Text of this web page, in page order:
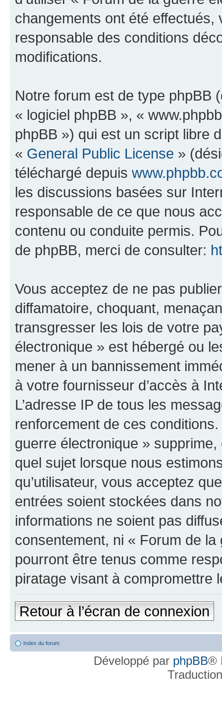
changements ont été effectués,
responsable des conditions
modifications.
Notre forum est de type phpBB
« logiciel phpBB », «
phpBB ») qui est un script libre
« General Public License »
téléchargé depuis
les discussions basées sur
responsable de ce que nous
contenu ou conduite permis.
de phpBB, merci de consulter:
Vous acceptez de ne pas
diffamatoire, choquant,
transgresser les lois de votre
électronique » est hébergé ou
mener à un bannissement
à votre fournisseur d’accès à
L’adresse IP de tous les
renforcement de ces
guerre électronique »
quel sujet lorsque nous
qu’utilisateur, vous acceptez
entrées soient stockées dans
informations ne soient pas
consentement, ni « Forum de
pourront être tenus comme
piratage visant à compromettre
Retour à l’écran de connexion
Index du forum
Développé par phpBB®